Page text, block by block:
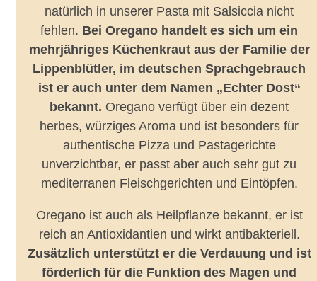
natürlich in unserer Pasta mit Salsiccia nicht
fehlen. Bei Oregano handelt es sich um ein
mehrjähriges Küchenkraut aus der Familie der
Lippenblütler, im deutschen Sprachgebrauch
ist er auch unter dem Namen „Echter Dost“
bekannt. Oregano verfügt über ein dezent
herbes, würziges Aroma und ist besonders für
authentische Pizza und Pastagerichte
unverzichtbar, er passt aber auch sehr gut zu
mediterranen Fleischgerichten und Eintöpfen.
Oregano ist auch als Heilpflanze bekannt, er ist
reich an Antioxidantien und wirkt antibakteriell.
Zusätzlich unterstützt er die Verdauung und ist
förderlich für die Funktion des Magen und